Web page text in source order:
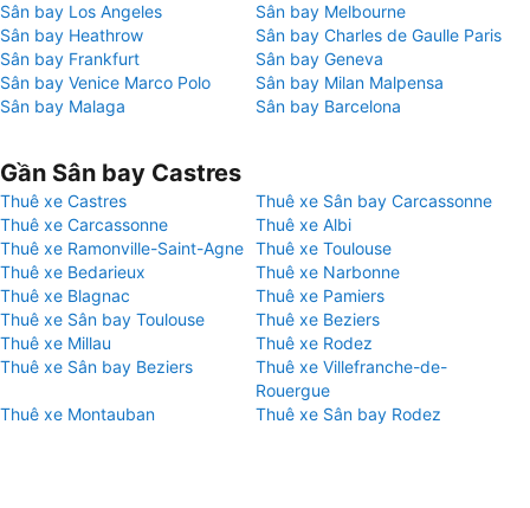
Sân bay Los Angeles
Sân bay Melbourne
Sân bay Heathrow
Sân bay Charles de Gaulle Paris
Sân bay Frankfurt
Sân bay Geneva
Sân bay Venice Marco Polo
Sân bay Milan Malpensa
Sân bay Malaga
Sân bay Barcelona
Gần Sân bay Castres
Thuê xe Castres
Thuê xe Sân bay Carcassonne
Thuê xe Carcassonne
Thuê xe Albi
Thuê xe Ramonville-Saint-Agne Thuê xe Toulouse
Thuê xe Bedarieux
Thuê xe Narbonne
Thuê xe Blagnac
Thuê xe Pamiers
Thuê xe Sân bay Toulouse
Thuê xe Beziers
Thuê xe Millau
Thuê xe Rodez
Thuê xe Sân bay Beziers
Thuê xe Villefranche-de-
Rouergue
Thuê xe Montauban
Thuê xe Sân bay Rodez